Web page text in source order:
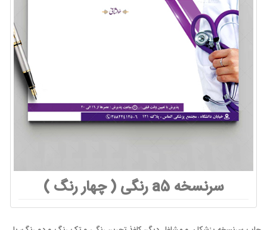
سرنسخه a5 رنگی ( چهار رنگ )